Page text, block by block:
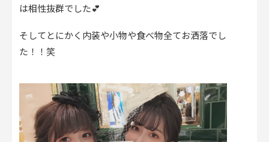
は相性抜群でした💕
そしてとにかく内装や小物や食べ物全てお洒落でし
た！！笑